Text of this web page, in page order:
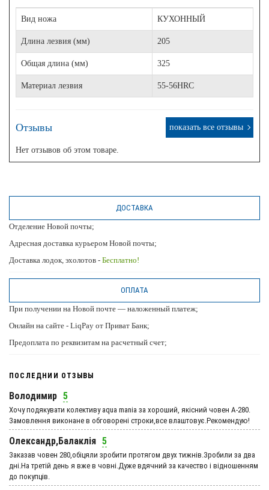
Вид ножа КУХОННЫЙ
Длина лезвия (мм) 205
Общая длина (мм) 325
Материал лезвия 55-56HRC
Отзывы показать все отзывы
Нет отзывов об этом товаре.
ДОСТАВКА
Отделение Новой почты;
Адресная доставка курьером Новой почты;
Доставка лодок, эхолотов - Бесплатно!
ОПЛАТА
При получении на Новой почте — наложенный платеж;
Онлайн на сайте - LiqPay от Приват Банк;
Предоплата по реквизитам на расчетный счет;
ПОСЛЕДНИИ ОТЗЫВЫ
Володимир 5
Хочу подякувати колективу aqua mania за хороший, якісний човен А-280.
Замовлення виконане в обговорені строки,все влаштовує.Рекомендую!
Олександр,Балаклія 5
Заказав човен 280,обіцяли зробити протягом двух тижнів.Зробили за два
дні.На третій день я вже в човні.Дуже вдячний за качество і відношенням
до покупців.